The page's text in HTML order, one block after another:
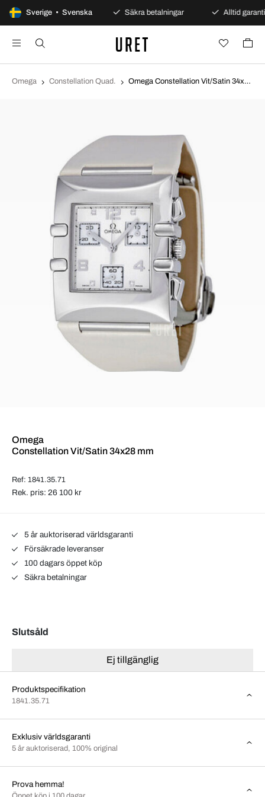
Sverige • Svenska
100 dagars öppet köp Säkra betalningar Alltid garanti
Omega Constellation Quad. Omega Constellation Vit/Satin 34x28 mm 1841.35.71
Omega
Constellation Vit/Satin 34x28 mm
Ref: 1841.35.71
Rek. pris: 26 100 kr
5 år auktoriserad världsgaranti
Försäkrade leveranser
100 dagars öppet köp
Säkra betalningar
Slutsåld
Ej tillgänglig
Produktspecifikation
1841.35.71
Exklusiv världsgaranti
5 år auktoriserad, 100% original
Prova hemma!